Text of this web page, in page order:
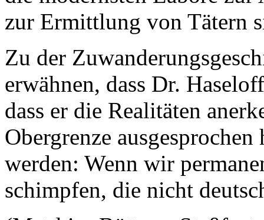
zur Ermittlung von Tätern
Zu der
erwähnen, dass Dr.
dass er die Realitäten
Obergrenze
werden: Wenn wir
schimpfen, die nicht